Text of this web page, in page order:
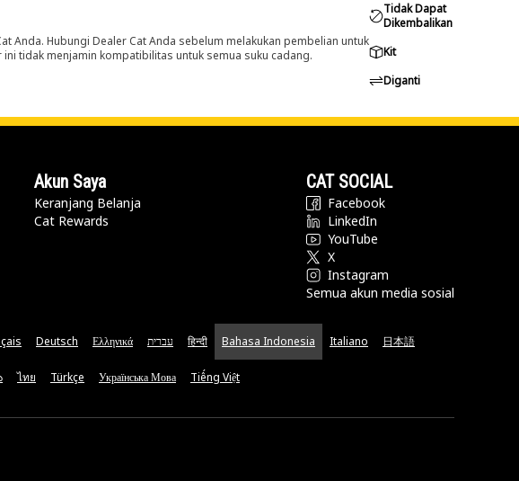
Hubungi Dealer Cat Anda sebelum melakukan pembelian untuk
tidak menjamin kompatibilitas untuk semua suku cadang.
Tidak Dapat
Dikembalikan
Kit
Diganti
Akun Saya
Keranjang Belanja
Cat Rewards
CAT SOCIAL
Facebook
LinkedIn
YouTube
X
Instagram
Semua akun media sosial
Deutsch Ελληνικά עברית हिन्दी Bahasa Indonesia Italiano 日本語
ไทย Türkçe Українська Мова Tiếng Việt